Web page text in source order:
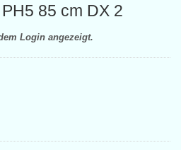
85 cm DX 2
Login angezeigt.